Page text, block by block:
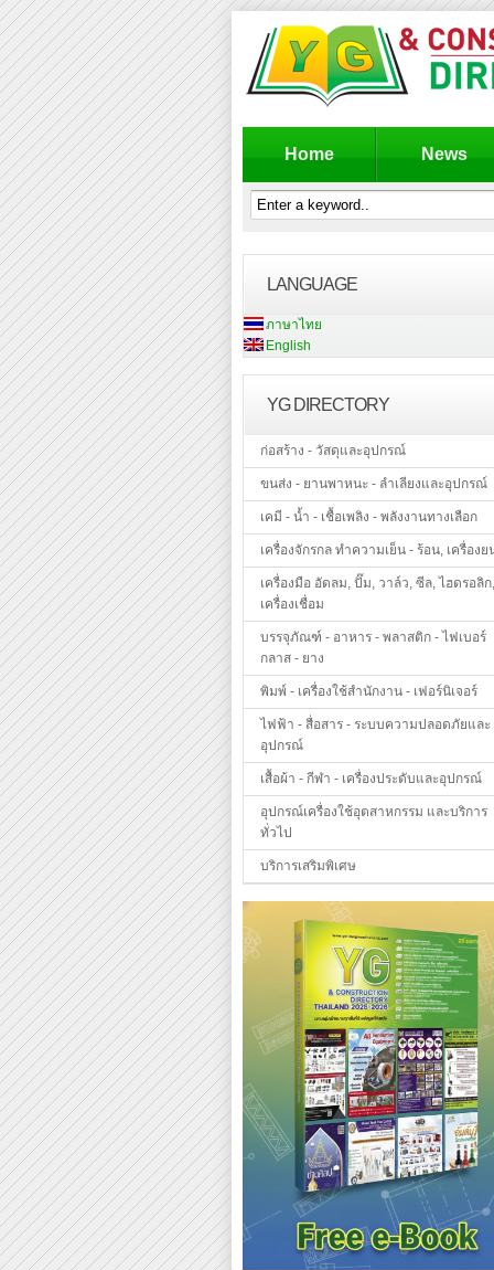
Home News
LANGUAGE
ภาษาไทย
English
YG DIRECTORY
ก่อสร้าง - วัสดุและอุปกรณ์
ขนส่ง - ยานพาหนะ - ลำเลียงและอุปกรณ์
เคมี - น้ำ - เชื้อเพลิง - พลังงานทางเลือก
เครื่องจักรกล ทำความเย็น - ร้อน, เครื่องย
เครื่องมือ อัดลม, ปั๊ม, วาล์ว, ซีล, ไฮดรอลิก,
เครื่องเชื่อม
บรรจุภัณฑ์ - อาหาร - พลาสติก - ไฟเบอร์
กลาส - ยาง
พิมพ์ - เครื่องใช้สำนักงาน - เฟอร์นิเจอร์
ไฟฟ้า - สื่อสาร - ระบบความปลอดภัยและ
อุปกรณ์
เสื้อผ้า - กีฬา - เครื่องประดับและอุปกรณ์
อุปกรณ์เครื่องใช้อุตสาหกรรม และบริการ
ทั่วไป
บริการเสริมพิเศษ